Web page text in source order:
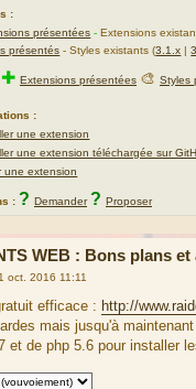
:
présentées -Extensions
présentés - Styles existants (3.1.x |
✚ Extensions présentées 🎨 Styles
:
une extension
une extension téléchargée sur
une extension
: ? Demander ? Proposer
WEB : Bons plans et
oct. 2016 11:11
efficace : http://
mais jusqu'à
et de php 5.6 pour installer